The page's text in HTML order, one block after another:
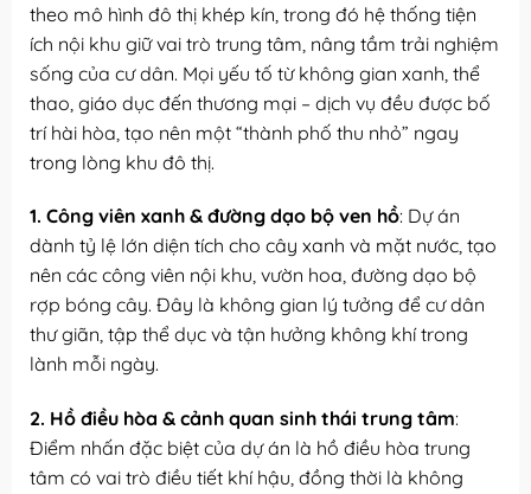
theo mô hình đô thị khép kín, trong đó hệ thống tiện
ích nội khu giữ vai trò trung tâm, nâng tầm trải nghiệm
sống của cư dân. Mọi yếu tố từ không gian xanh, thể
thao, giáo dục đến thương mại – dịch vụ đều được bố
trí hài hòa, tạo nên một “thành phố thu nhỏ” ngay
trong lòng khu đô thị.
1. Công viên xanh & đường dạo bộ ven hồ: Dự án
dành tỷ lệ lớn diện tích cho cây xanh và mặt nước, tạo
nên các công viên nội khu, vườn hoa, đường dạo bộ
rợp bóng cây. Đây là không gian lý tưởng để cư dân
thư giãn, tập thể dục và tận hưởng không khí trong
lành mỗi ngày.
2. Hồ điều hòa & cảnh quan sinh thái trung tâm:
Điểm nhấn đặc biệt của dự án là hồ điều hòa trung
tâm có vai trò điều tiết khí hậu, đồng thời là không